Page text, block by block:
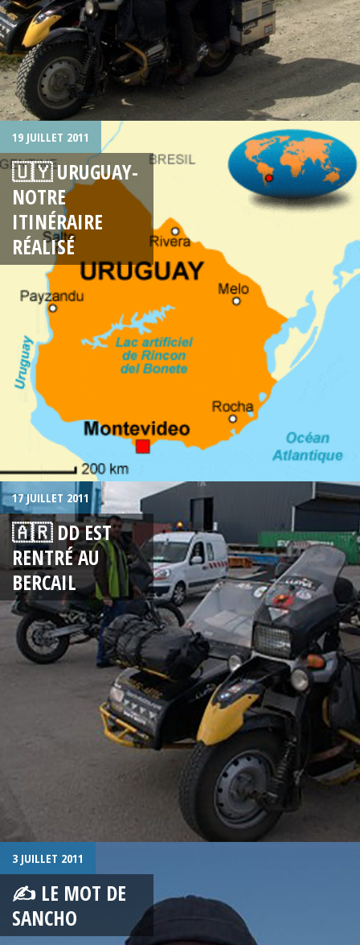
19 JUILLET 2011
🇺🇾 URUGUAY-
NOTRE
ITINÉRAIRE
RÉALISÉ
17 JUILLET 2011
🇦🇷 DD EST
RENTRÉ AU
BERCAIL
3 JUILLET 2011
✍ LE MOT DE
SANCHO